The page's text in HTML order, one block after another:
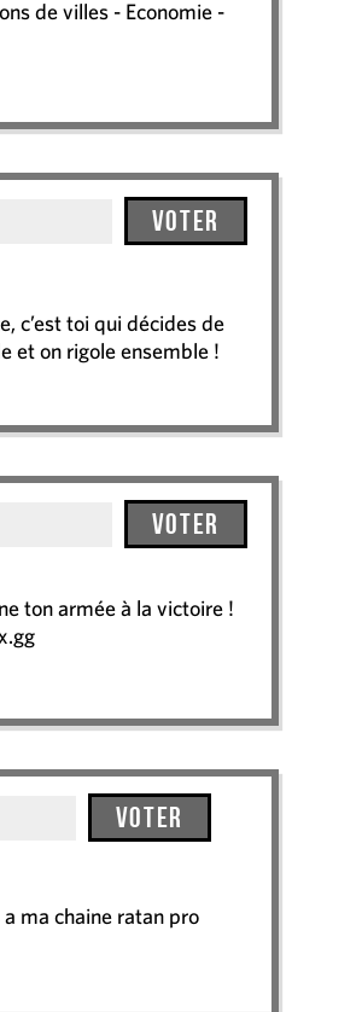
de villes - Economie -
Voter
c’est toi qui décides de
et on rigole ensemble !
Voter
ton armée à la victoire !
Voter
ma chaine ratan pro